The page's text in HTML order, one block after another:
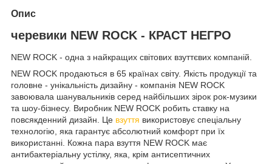
Опис
черевики NEW ROCK - КРАСТ НЕГРО
NEW ROCK - одна з найкращих світових взуттєвих компаній.
NEW ROCK продаються в 65 країнах світу. Якість продукції та
головне - унікальність дизайну - компанія NEW ROCK
завоювала шанувальників серед найбільших зірок рок-музики
та шоу-бізнесу. Виробник NEW ROCK робить ставку на
повсякденний дизайн. Це взуття використовує спеціальну
технологію, яка гарантує абсолютний комфорт при їх
використанні. Кожна пара взуття NEW ROCK має
антибактеріальну устілку, яка, крім антисептичних